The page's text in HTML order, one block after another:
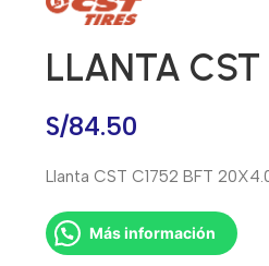
LLANTA
S/84.50
Llanta CST C1752 BFT
Más información